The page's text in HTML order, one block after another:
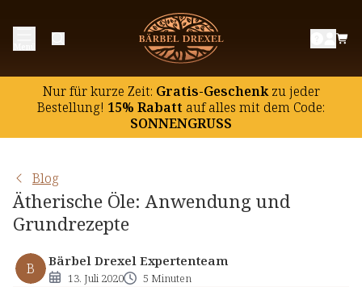
Nur für kurze Zeit: Gratis-Geschenkzu jeder
Bestellung! 15% Rabatt auf alles mit dem Code:
SONNENGRUSS
Blog
Ätherische Öle: Anwendung und
Grundrezepte
B Bärbel Drexel Expertenteam
13. Juli 2020 5 Minuten
Düfte für Körper und Seele
Der richtige Umgang mit ätherischen Ölen
Grundrezepte zur Anwendung ätherischer Öle
Ihre individuelle Duftmischung